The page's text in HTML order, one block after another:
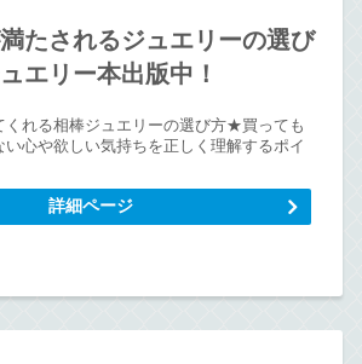
満たされるジュエリーの選び
エリー本出版中！
れる相棒ジュエリーの選び方★買っても
い心や欲しい気持ちを正しく理解するポイ
詳細ページ